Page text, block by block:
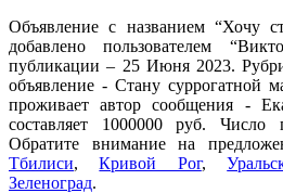
Объявление с названием “Хочу
добавлено пользователем
публикации – 25 Июня 2023.
объявление - Cтану суррогатной
проживает автор сообщения -
составляет 1000000 руб. Число
Обратите внимание на
Тбилиси,Кривой Рог,
Зеленоград.